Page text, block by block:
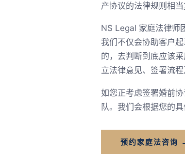
产协议的法律规则相
NS Legal 家庭法律师
我们不仅会协助客户
的，去判断到底应该采
立法律意见、签署流
如您正考虑签署婚前
队。我们会根据您的
预约家庭法咨询